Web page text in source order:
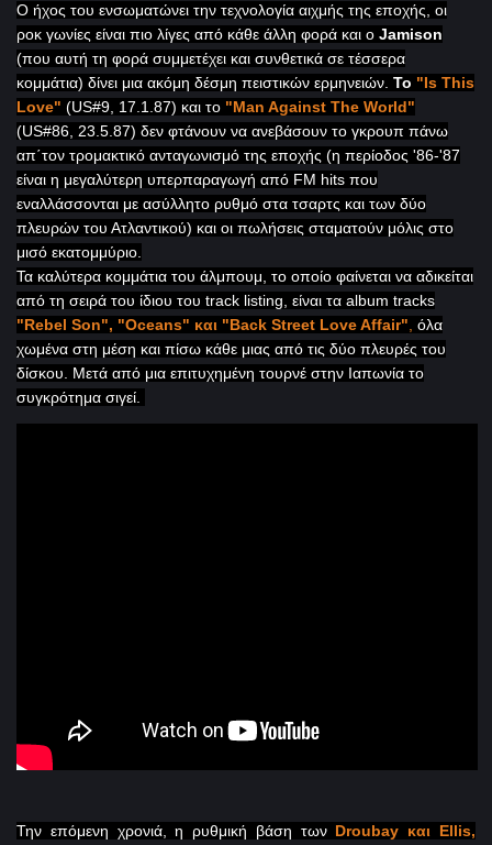
Ο ήχος του ενσωματώνει την τεχνολογία αιχμής της εποχής, οι
ροκ γωνίες είναι πιο λίγες από κάθε άλλη φορά και ο Jamison
(που αυτή τη φορά συμμετέχει και συνθετικά σε τέσσερα
κομμάτια) δίνει μια ακόμη δέσμη πειστικών ερμηνειών. Το "Is This
Love" (US#9, 17.1.87) και το "Man Against The World"
(US#86, 23.5.87) δεν φτάνουν να ανεβάσουν το γκρουπ πάνω
απ΄τον τρομακτικό ανταγωνισμό της εποχής (η περίοδος '86-'87
είναι η μεγαλύτερη υπερπαραγωγή από FM hits που
εναλλάσσονται με ασύλλητο ρυθμό στα τσαρτς και των δύο
πλευρών του Ατλαντικού) και οι πωλήσεις σταματούν μόλις στο
μισό εκατομμύριο.
Τα καλύτερα κομμάτια του άλμπουμ, το οποίο φαίνεται να αδικείται
από τη σειρά του ίδιου του track listing , είναι τα album tracks
"Rebel Son", "Oceans" και "Back Street LoveAffair" όλα
χωμένα στη μέση και πίσω κάθε μιας από τις δύο πλευρές του
δίσκου. Μετά από μια επιτυχημένη τουρνέ στην Ιαπωνία το
συγκρότημα σιγεί.
Την επόμενη χρονιά, η ρυθμική βάση των Droubay και Ellis,